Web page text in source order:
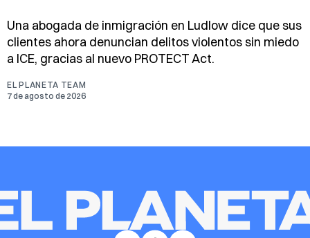
Una abogada de inmigración en Ludlow dice que sus
clientes ahora denuncian delitos violentos sin miedo
a ICE, gracias al nuevo PROTECT Act.
EL PLANETA TEAM
7 de agosto de 2026